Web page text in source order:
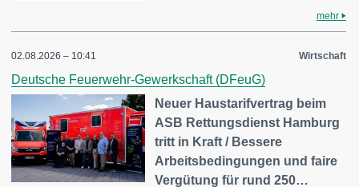
mehr
02.08.2026 – 10:41 Wirtschaft
Deutsche Feuerwehr-Gewerkschaft (DFeuG)
Neuer Haustarifvertrag beim
ASB Rettungsdienst Hamburg
tritt in Kraft / Bessere
Arbeitsbedingungen und faire
Vergütung für rund 250…